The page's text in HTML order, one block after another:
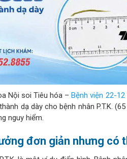
Nội soi Tiêu hóa –Bệnh viện 22-12
dạ dày cho bệnh nhân P.T.K.
nguy hiểm.
đơn giản nhưng có